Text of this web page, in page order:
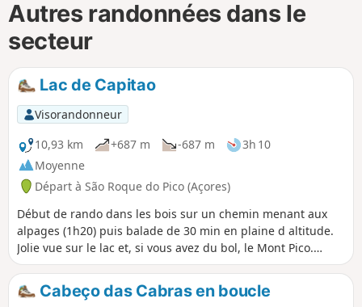
Autres randonnées dans le
secteur
Lac de Capitao
Visorandonneur
10,93 km
+687 m -687 m
3h 10
Moyenne
Départ à São Roque do Pico (Açores)
Début de rando dans les bois sur un chemin menant aux
alpages (1h20) puis balade de 30 min en plaine d altitude.
Jolie vue sur le lac et, si vous avez du bol, le Mont Pico.
Niveau facile pour une rando (mais ce n est pas une
balade). Evidemment, retour possible par le même chemin
mais ca peut être glissouille par moment.
Cabeço das Cabras en boucle